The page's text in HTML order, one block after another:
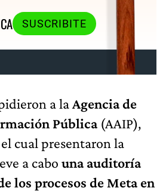
SUSCRIBITE
a laAgencia de
Pública(AAIP),
cual presentaron la
a cabo una auditoría
los procesos de Meta en